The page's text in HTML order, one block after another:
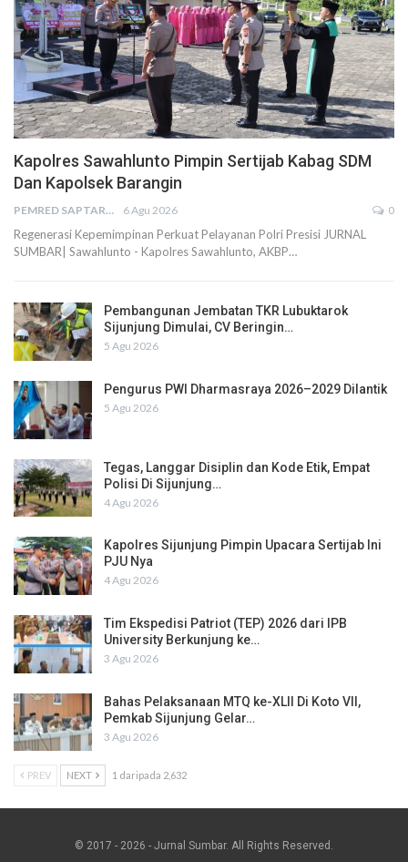
Kapolres Sawahlunto Pimpin Sertijab Kabag SDM
Dan Kapolsek Barangin
PEMRED SAPTARIUS 6 Agu 2026 0
Regenerasi Kepemimpinan Perkuat Pelayanan Polri Presisi JURNAL
SUMBAR| Sawahlunto - Kapolres Sawahlunto, AKBP…
Pembangunan Jembatan TKR Lubuktarok
Sijunjung Dimulai, CV Beringin…
5 Agu 2026
Pengurus PWI Dharmasraya 2026–2029 Dilantik
5 Agu 2026
Tegas, Langgar Disiplin dan Kode Etik, Empat
Polisi Di Sijunjung…
4 Agu 2026
Kapolres Sijunjung Pimpin Upacara Sertijab Ini
PJU Nya
4 Agu 2026
Tim Ekspedisi Patriot (TEP) 2026 dari IPB
University Berkunjung ke…
3 Agu 2026
Bahas Pelaksanaan MTQ ke-XLII Di Koto VII,
Pemkab Sijunjung Gelar…
3 Agu 2026
PREV NEXT 1 daripada 2,632
© 2017 - 2026 - Jurnal Sumbar. All Rights Reserved.